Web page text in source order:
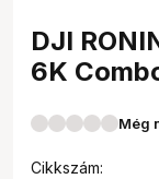
DJI
6K
Még
Cikkszám: